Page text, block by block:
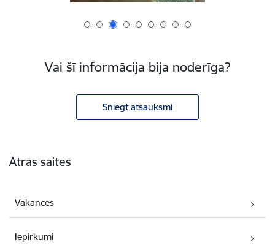
Vai šī informācija bija noderīga?
Sniegt atsauksmi
Ātrās saites
Vakances
Iepirkumi